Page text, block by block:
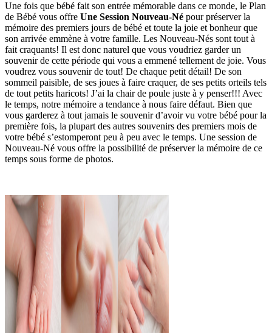
Une fois que bébé fait son entrée mémorable dans ce monde, le Plan
de Bébé vous offre Une Session Nouveau-Né pour préserver la
mémoire des premiers jours de bébé et toute la joie et bonheur que
son arrivée emmène à votre famille. Les Nouveau-Nés sont tout à
fait craquants! Il est donc naturel que vous voudriez garder un
souvenir de cette période qui vous a emmené tellement de joie. Vous
voudrez vous souvenir de tout! De chaque petit détail! De son
sommeil paisible, de ses joues à faire craquer, de ses petits orteils tels
de tout petits haricots! J’ai la chair de poule juste à y penser!!! Avec
le temps, notre mémoire a tendance à nous faire défaut. Bien que
vous garderez à tout jamais le souvenir d’avoir vu votre bébé pour la
première fois, la plupart des autres souvenirs des premiers mois de
votre bébé s’estomperont peu à peu avec le temps. Une session de
Nouveau-Né vous offre la possibilité de préserver la mémoire de ce
temps sous forme de photos.